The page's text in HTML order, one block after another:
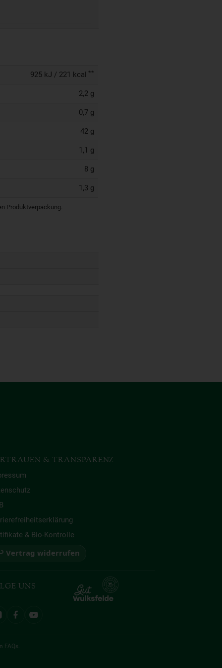
925 kJ / 221 kcal **
2,2 g
0,7 g
42 g
1,1 g
8 g
1,3 g
Produktverpackung.
& TRANSPARENZ
& Bio-Kontrolle
Vertrag widerrufen
UNS
FAQs